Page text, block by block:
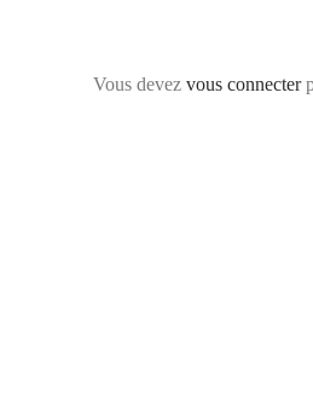
Vous devez vous connecter